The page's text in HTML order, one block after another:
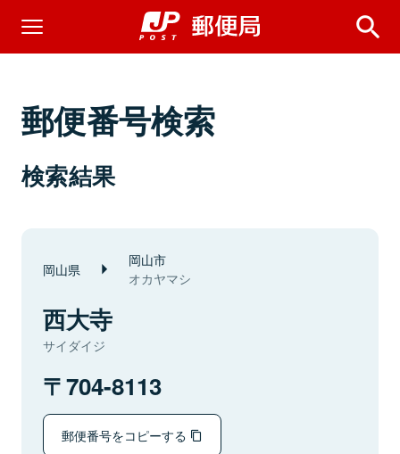
郵便番号検索
検索結果
岡山県 岡山市
オカヤマシ
西大寺
サイダイジ
704-8113
郵便番号をコピーする